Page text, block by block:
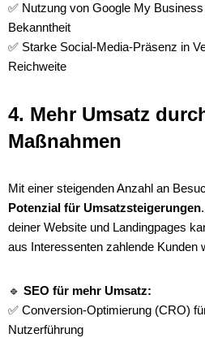
✅ Nutzung von Google My
Bekanntheit
✅ Starke Social-Media-Präsenz in
Reichweite
4. Mehr Umsatz
Maßnahmen
Mit einer steigenden Anzahl an
Potenzial für Umsatzsteigerungen
deiner Website und Landingpages
aus Interessenten zahlende Kunden
🔹 SEO für mehr Umsatz:
✅ Conversion-Optimierung (CRO)
Nutzerführung